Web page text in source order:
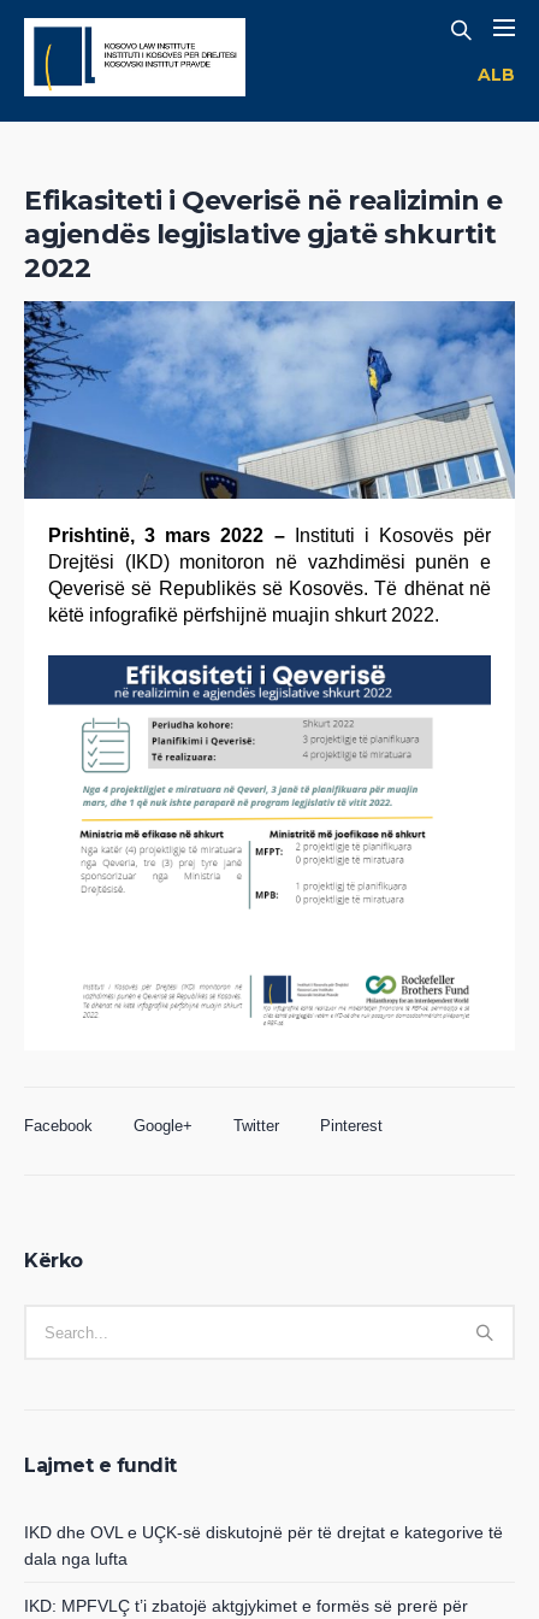
ALB
Efikasiteti i Qeverisë në realizimin e
agjendës legjislative gjatë shkurtit
2022
Prishtinë, 3 mars 2022 –Instituti i Kosovës për
Drejtësi (IKD) monitoron në vazhdimësi punën e
Qeverisë së Republikës së Kosovës. Të dhënat në
këtë infografikë përfshijnë muajin shkurt 2022.
Facebook Google+ Twitter Pinterest
Kërko
Lajmet e fundit
IKD dhe OVL e UÇK-së diskutojnë për të drejtat e kategorive të
dala nga lufta
IKD: MPFVLÇ t’i zbatojë aktgjykimet e formës së prerë për